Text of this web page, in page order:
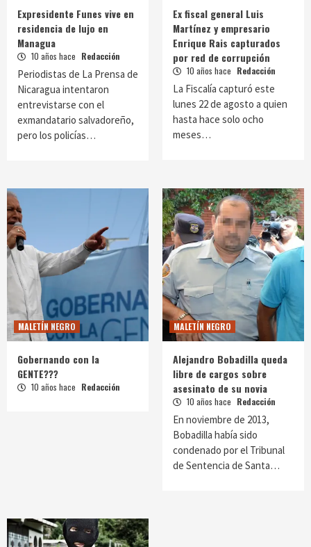
Expresidente Funes vive en
residencia de lujo en
Managua
10 años hace Redacción
Periodistas de La Prensa de
Nicaragua intentaron
entrevistarse con el
exmandatario salvadoreño,
pero los policías…
Ex fiscal general Luis
Martínez y empresario
Enrique Rais capturados
por red de corrupción
10 años hace Redacción
La Fiscalía capturó este
lunes 22 de agosto a quien
hasta hace solo ocho
meses…
MALETÍN NEGRO
Gobernando con la
GENTE???
10 años hace Redacción
MALETÍN NEGRO
Alejandro Bobadilla queda
libre de cargos sobre
asesinato de su novia
10 años hace Redacción
En noviembre de 2013,
Bobadilla había sido
condenado por el Tribunal
de Sentencia de Santa…